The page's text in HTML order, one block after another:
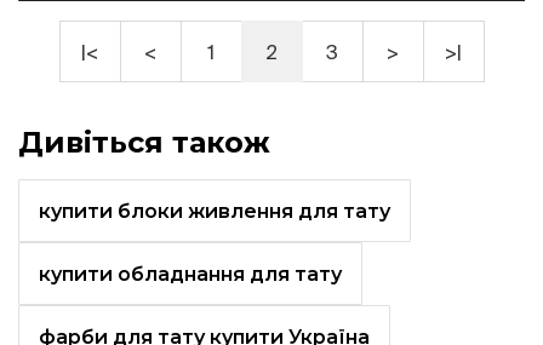
|< < 1 2 3 > >|
Дивіться також
купити блоки живлення для тату
купити обладнання для тату
фарби для тату купити Україна